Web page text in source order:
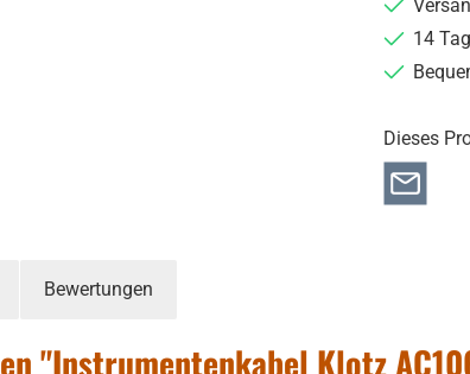
14
Dieses
Bewertungen
"Instrumentenkabel Klotz